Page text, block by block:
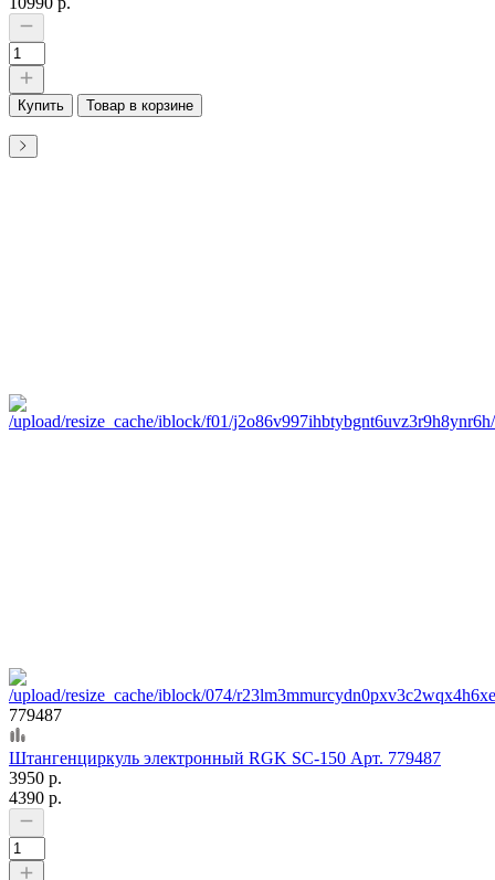
Купить Товар в корзине
779487
Штангенциркуль электронный RGK SC-150 Арт. 779487
3950 р.
4390 р.